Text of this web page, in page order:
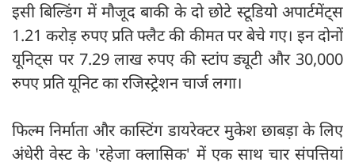
इसी बिल्डिंग में मौजूद बाकी के दो छोटे स्टूडियो अपार्टमेंट्स
1.21 करोड़ रुपए प्रति फ्लैट की कीमत पर बेचे गए। इन दोनों
यूनिट्स पर 7.29 लाख रुपए की स्टांप ड्यूटी और 30,000
रुपए प्रति यूनिट का रजिस्ट्रेशन चार्ज लगा।
फिल्म निर्माता और कास्टिंग डायरेक्टर मुकेश छाबड़ा के लिए
अंधेरी वेस्ट के 'रहेजा क्लासिक' में एक साथ चार संपत्तियां